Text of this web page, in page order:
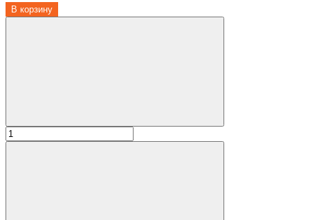
В корзину